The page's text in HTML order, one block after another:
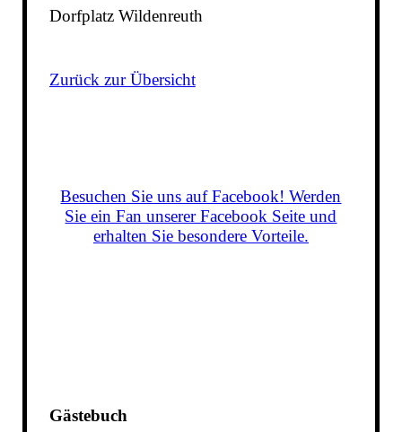
Dorfplatz Wildenreuth
Zurück zur Übersicht
Besuchen Sie uns auf Facebook! Werden
Sie ein Fan unserer Facebook Seite und
erhalten Sie besondere Vorteile.
Gästebuch